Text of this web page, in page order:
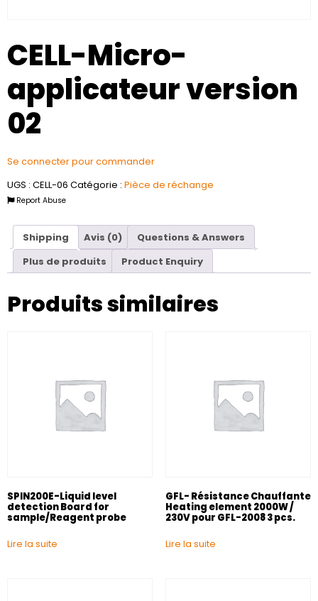
CELL-Micro-
applicateur version
02
Se connecter pour commander
UGS : CELL-06 Catégorie : Pièce de réchange
Report Abuse
Shipping Avis (0)
Questions & Answers
Plus de produits
Product Enquiry
Produits similaires
SPIN200E-Liquid level
detection Board for
sample/Reagent probe
Lire la suite
GFL- Résistance Chauffante
Heating element 2000W /
230V pour GFL-2008 3 pcs.
Lire la suite